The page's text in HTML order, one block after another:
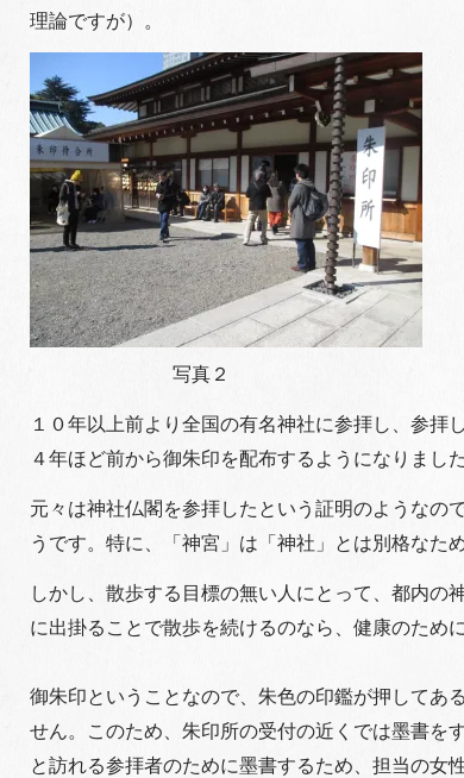
理論ですが）。
写真２
１０年以上前より全国の有名神社に参拝し、参
４年ほど前から御朱印を配布するようになりました
元々は神社仏閣を参拝したという証明のようなの
うです。特に、「神宮」は「神社」とは別格なた
しかし、散歩する目標の無い人にとって、都内
に出掛ることで散歩を続けるのなら、健康のため
御朱印ということなので、朱色の印鑑が押してあ
せん。このため、朱印所の受付の近くでは墨書を
と訪れる参拝者のために墨書するため、担当の女